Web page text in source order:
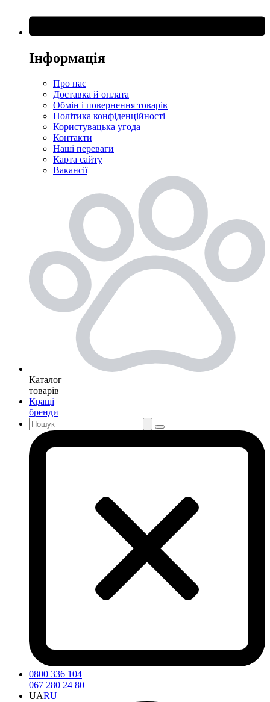
Інформація
Про нас
Доставка й оплата
Обмін і повернення товарів
Політика конфіденційності
Користувацька угода
Контакти
Наші переваги
Карта сайту
Вакансії
Каталог
товарів
Кращі
бренди
0800 336 104
067 280 24 80
UARU